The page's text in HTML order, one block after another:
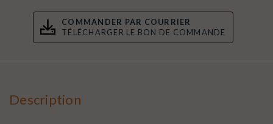
COMMANDER PAR COURRIER
TÉLÉCHARGER LE BON DE COMMANDE
Description